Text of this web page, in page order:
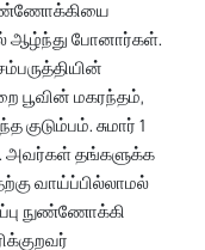
ஆழ்ந்து போனார்கள்.
பூவின் மகரந்தம்,
சுமார் 1
அவர்கள் தங்களுக்க
வாய்ப்பில்லாமல்
நுண்ணோக்கி